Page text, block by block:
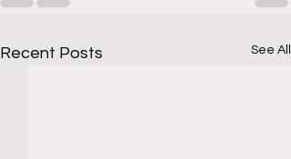
Recent Posts See All